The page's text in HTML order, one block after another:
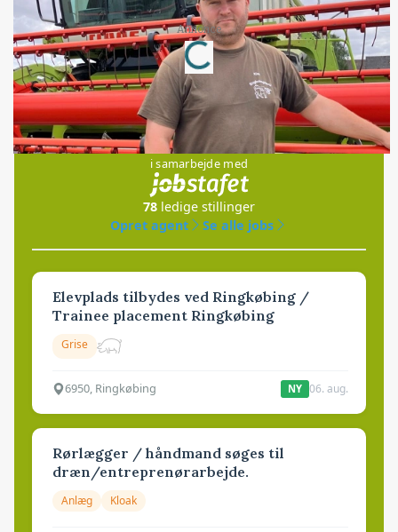
Annonce
Loading...
Jobs
i samarbejde med
78 ledige stillinger
Opret agent
Se alle jobs
Elevplads tilbydes ved Ringkøbing /
Trainee placement Ringkøbing
Grise
6950, Ringkøbing NY 06. aug.
Rørlægger / håndmand søges til
dræn/entreprenørarbejde.
Anlæg Kloak